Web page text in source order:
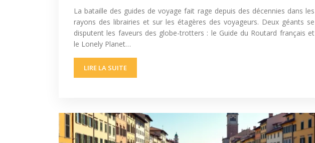
La bataille des guides de voyage fait rage depuis des décennies dans les
rayons des librairies et sur les étagères des voyageurs. Deux géants se
disputent les faveurs des globe-trotters : le Guide du Routard français et
le Lonely Planet…
LIRE LA SUITE